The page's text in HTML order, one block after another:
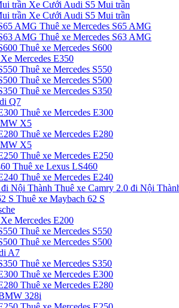
Xe Cưới Audi S5 Mui trần
Xe Cưới Audi S5 Mui trần
Thuê xe Mercedes S65 AMG
Thuê xe Mercedes S63 AMG
Thuê xe Mercedes S600
Xe Mercedes E350
Thuê xe Mercedes S550
Thuê xe Mercedes S500
Thuê xe Mercedes S350
Q7
Thuê xe Mercedes E300
X5
Thuê xe Mercedes E280
X5
Thuê xe Mercedes E250
Thuê xe Lexus LS460
Thuê xe Mercedes E240
Thuê xe Camry 2.0 đi Nội
Thuê xe Maybach 62 S
Xe Mercedes E200
Thuê xe Mercedes S550
Thuê xe Mercedes S500
A7
Thuê xe Mercedes S350
Thuê xe Mercedes E300
Thuê xe Mercedes E280
328i